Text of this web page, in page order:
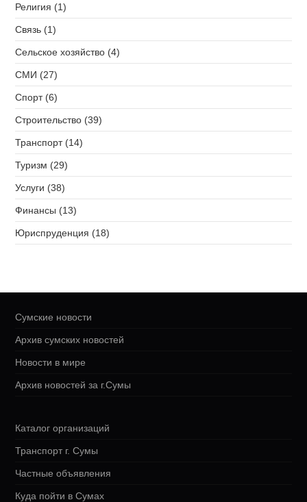
Религия (1)
Связь (1)
Сельское хозяйство (4)
СМИ (27)
Спорт (6)
Строительство (39)
Транспорт (14)
Туризм (29)
Услуги (38)
Финансы (13)
Юриспруденция (18)
Сумские новости
Архив сумских новостей
Новости в мире
Архив новостей за г.Сумы
Каталог организаций
Транспорт г. Сумы
Частные объявления
Куда пойти в Сумах